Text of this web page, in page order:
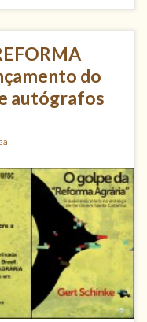
do
autógrafos